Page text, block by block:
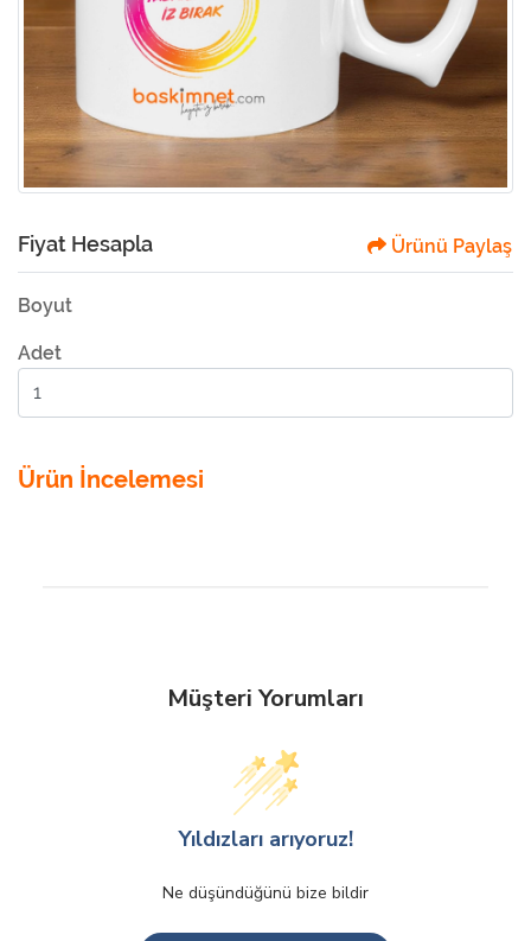
Fiyat Hesapla Ürünü Paylaş
Boyut
Adet
Ürün İncelemesi
Müşteri Yorumları
Yıldızları arıyoruz!
Ne düşündüğünü bize bildir